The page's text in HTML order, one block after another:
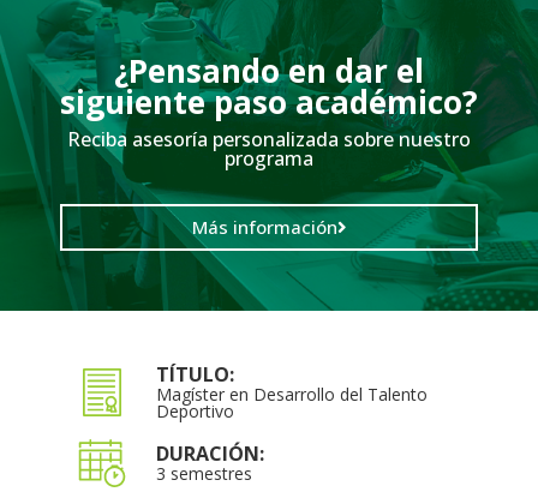
¿Pensando en dar el
siguiente paso académico?
Reciba asesoría personalizada sobre nuestro
programa
Más información
TÍTULO:
Magíster en Desarrollo del Talento
Deportivo
DURACIÓN:
3 semestres